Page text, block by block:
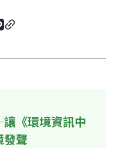
《環境資訊中
發聲